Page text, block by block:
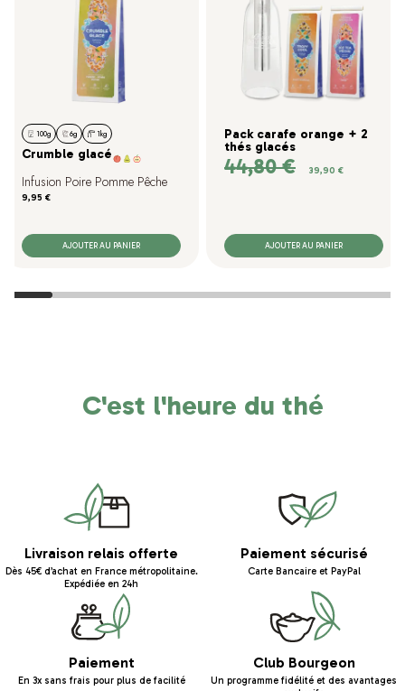
100g 6g 1kg
Crumble glacé
Infusion Poire Pomme Pêche
Prix
9,95 €
AJOUTER AU PANIER
Pack carafe orange + 2
thés glacés
Prix de base
44,80 € Prix39,90 €
AJOUTER AU PANIER
C'est l'heure du thé
Livraison relais offerte
Dès 45€ d’achat en France métropolitaine.
Expédiée en 24h
Paiement sécurisé
Carte Bancaire et PayPal
Paiement
En 3x sans frais pour plus de facilité
Club Bourgeon
Un programme fidélité et des avantages